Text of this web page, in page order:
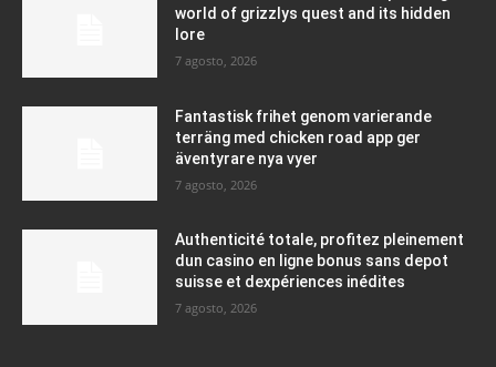
world of grizzlys quest and its hidden
lore
7 agosto, 2026
Fantastisk frihet genom varierande
terräng med chicken road app ger
äventyrare nya vyer
7 agosto, 2026
Authenticité totale, profitez pleinement
dun casino en ligne bonus sans depot
suisse et dexpériences inédites
7 agosto, 2026